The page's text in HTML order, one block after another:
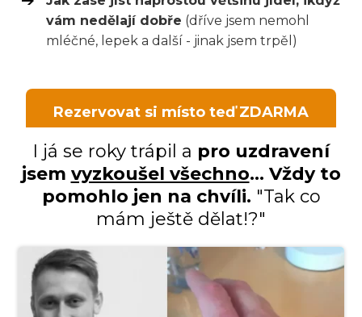
vám nedělají dobře (dříve jsem nemohl
mléčné, lepek a další - jinak jsem trpěl)
Rezervovat si místo teď ZDARMA
I já se roky trápil a pro uzdravení
jsem vyzkoušel všechno... Vždy to
pomohlo jen na chvíli. "Tak co
mám ještě dělat!?"